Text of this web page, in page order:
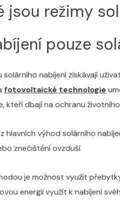
jsou režimy
pouze
solárního nabíjení získávají
fotovoltaické technologie
kteří dbají na ochranu
hlavních výhod solárního
znečištění ovzduší.
je možnost využít
energii využít k nabíjení